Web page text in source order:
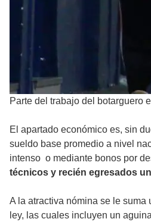
Parte del trabajo del botarguero
El apartado económico es, sin
sueldo base promedio a nivel
intenso o mediante bonos por
técnicos y recién egresados
A la atractiva nómina se le suma
ley, las cuales incluyen un